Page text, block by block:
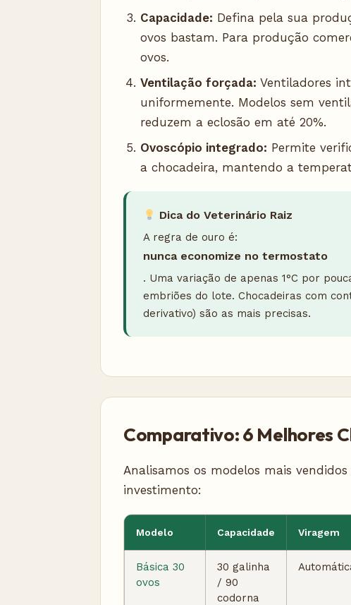
Capacidade: Defina pela sua
ovos bastam. Para produção
ovos.
Ventilação forçada: Ventiladores
uniformemente. Modelos sem
reduzem a eclosão em até 20%.
Ovoscópio integrado: Permite
a chocadeira, mantendo a
Dica do Veterinário Raiz
A regra de ouro é:
nunca economize no termostato
. Uma variação de apenas 1°C por
embriões do lote. Chocadeiras com
derivativo) são as mais precisas.
Comparativo: 6 Melhores
Analisamos os modelos mais
investimento:
Modelo Capacidade Viragem
Básica 30
ovos
30 galinha
/ 90
codorna